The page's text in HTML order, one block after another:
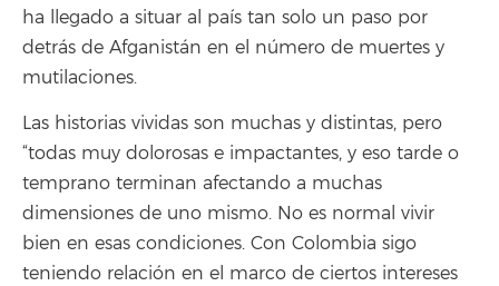
ha llegado a situar al país tan solo un paso por
detrás de Afganistán en el número de muertes y
mutilaciones.
Las historias vividas son muchas y distintas, pero
“todas muy dolorosas e impactantes, y eso tarde o
temprano terminan afectando a muchas
dimensiones de uno mismo. No es normal vivir
bien en esas condiciones. Con Colombia sigo
teniendo relación en el marco de ciertos intereses